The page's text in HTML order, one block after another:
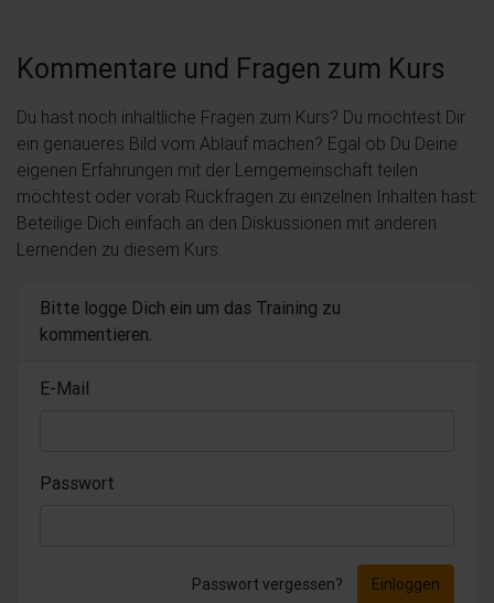
Kommentare und Fragen zum Kurs
Du hast noch inhaltliche Fragen zum Kurs? Du möchtest Dir
ein genaueres Bild vom Ablauf machen? Egal ob Du Deine
eigenen Erfahrungen mit der Lerngemeinschaft teilen
möchtest oder vorab Rückfragen zu einzelnen Inhalten hast:
Beteilige Dich einfach an den Diskussionen mit anderen
Lernenden zu diesem Kurs.
Bitte logge Dich ein um das Training zu
kommentieren.
E-Mail
Passwort
Passwort vergessen? Einloggen